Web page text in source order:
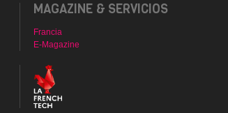
MAGAZINE & SERVICIOS
Francia
E-Magazine